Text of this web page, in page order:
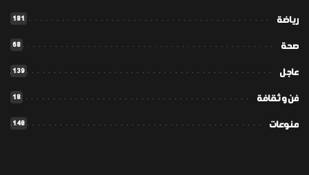
رياضة 181
صحة 68
عاجل 139
فن و ثقافة 18
منوعات 148